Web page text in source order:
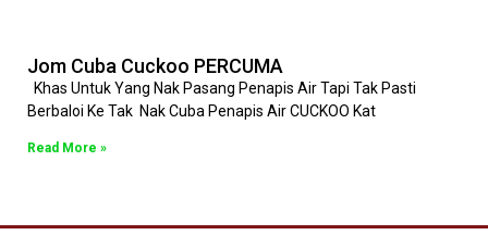
Jom Cuba Cuckoo PERCUMA
Khas Untuk Yang Nak Pasang Penapis Air Tapi Tak Pasti
Berbaloi Ke Tak Nak Cuba Penapis Air CUCKOO Kat
Read More »